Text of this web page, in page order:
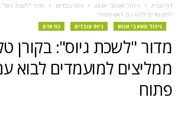
משאבי אנוש גיוס עובדים
מדור "לשכת גיוס": בקורן טק ממליצים
ראש פתוח
גיוס עובדים כח אדם
גיוס": בקורן טק
למועמדים לבוא עם ראש